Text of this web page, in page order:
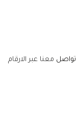
تواصل معنا عبر الارقام